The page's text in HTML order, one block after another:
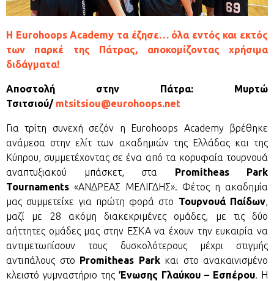
Η Eurohoops Academy τα έζησε… όλα εντός και εκτός
των παρκέ της Πάτρας, αποκομίζοντας χρήσιμα
διδάγματα!
Αποστολή στην Πάτρα: Μυρτώ
Τσιτσιού/mtsitsiou@eurohoops.net
Για τρίτη συνεχή σεζόν η Eurohoops Academy βρέθηκε
ανάμεσα στην ελίτ των ακαδημιών της Ελλάδας και της
Κύπρου, συμμετέχοντας σε ένα από τα κορυφαία τουρνουά
αναπτυξιακού μπάσκετ, στα Promitheas Park
Tournaments «ΑΝΔΡΕΑΣ ΜΕΛΙΓΔΗΣ». Φέτος η ακαδημία
μας συμμετείχε για πρώτη φορά στο Τουρνουά Παίδων,
μαζί με 28 ακόμη διακεκριμένες ομάδες, με τις δύο
αήττητες ομάδες μας στην ΕΣΚΑ να έχουν την ευκαιρία να
αντιμετωπίσουν τους δυσκολότερους μέχρι στιγμής
αντιπάλους στο Promitheas Parkκαι στο ανακαινισμένο
κλειστό γυμναστήριο της Ένωσης Γλαύκου – Εσπέρου. Η